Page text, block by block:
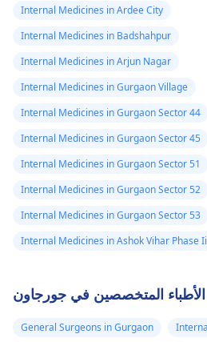
Internal Medicines in Ardee City
Internal Medicines in Badshahpur
Internal Medicines in Arjun Nagar
Internal Medicines in Gurgaon Village
Internal Medicines in Gurgaon Sector 44
Internal Medicines in Gurgaon Sector 45
Internal Medicines in Gurgaon Sector 51
Internal Medicines in Gurgaon Sector 52
Internal Medicines in Gurgaon Sector 53
Internal Medicines in Ashok Vihar Phase Ii
المتخصصين في جورجاون
General Surgeons in Gurgaon